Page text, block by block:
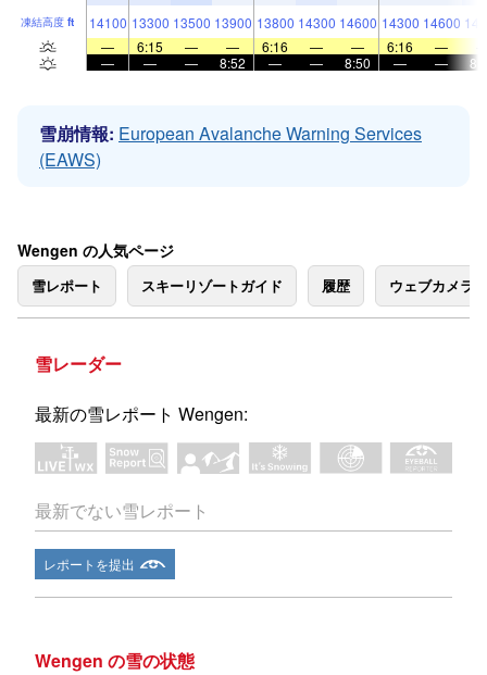
凍結高度 ft 14100 13300 13500 13900 13800 14300 14600 14300 14600
—
6:15 — — 6:16 — — 6:16 —
—
— — 8:52 — — 8:50 — —
雪崩情報: European Avalanche Warning Services
(EAWS)
Wengen の人気ページ
雪レポート スキーリゾートガイド 履歴 ウェブカメラ
雪レーダー
最新の雪レポート Wengen:
最新でない雪レポート
レポートを提出
Wengen の雪の状態